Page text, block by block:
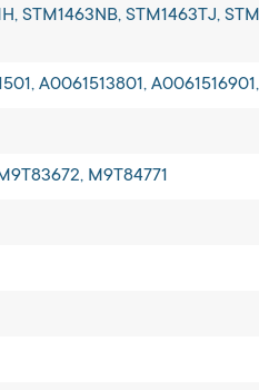
STM1463NB, STM1463TJ,
A0061513801,
M9T84771